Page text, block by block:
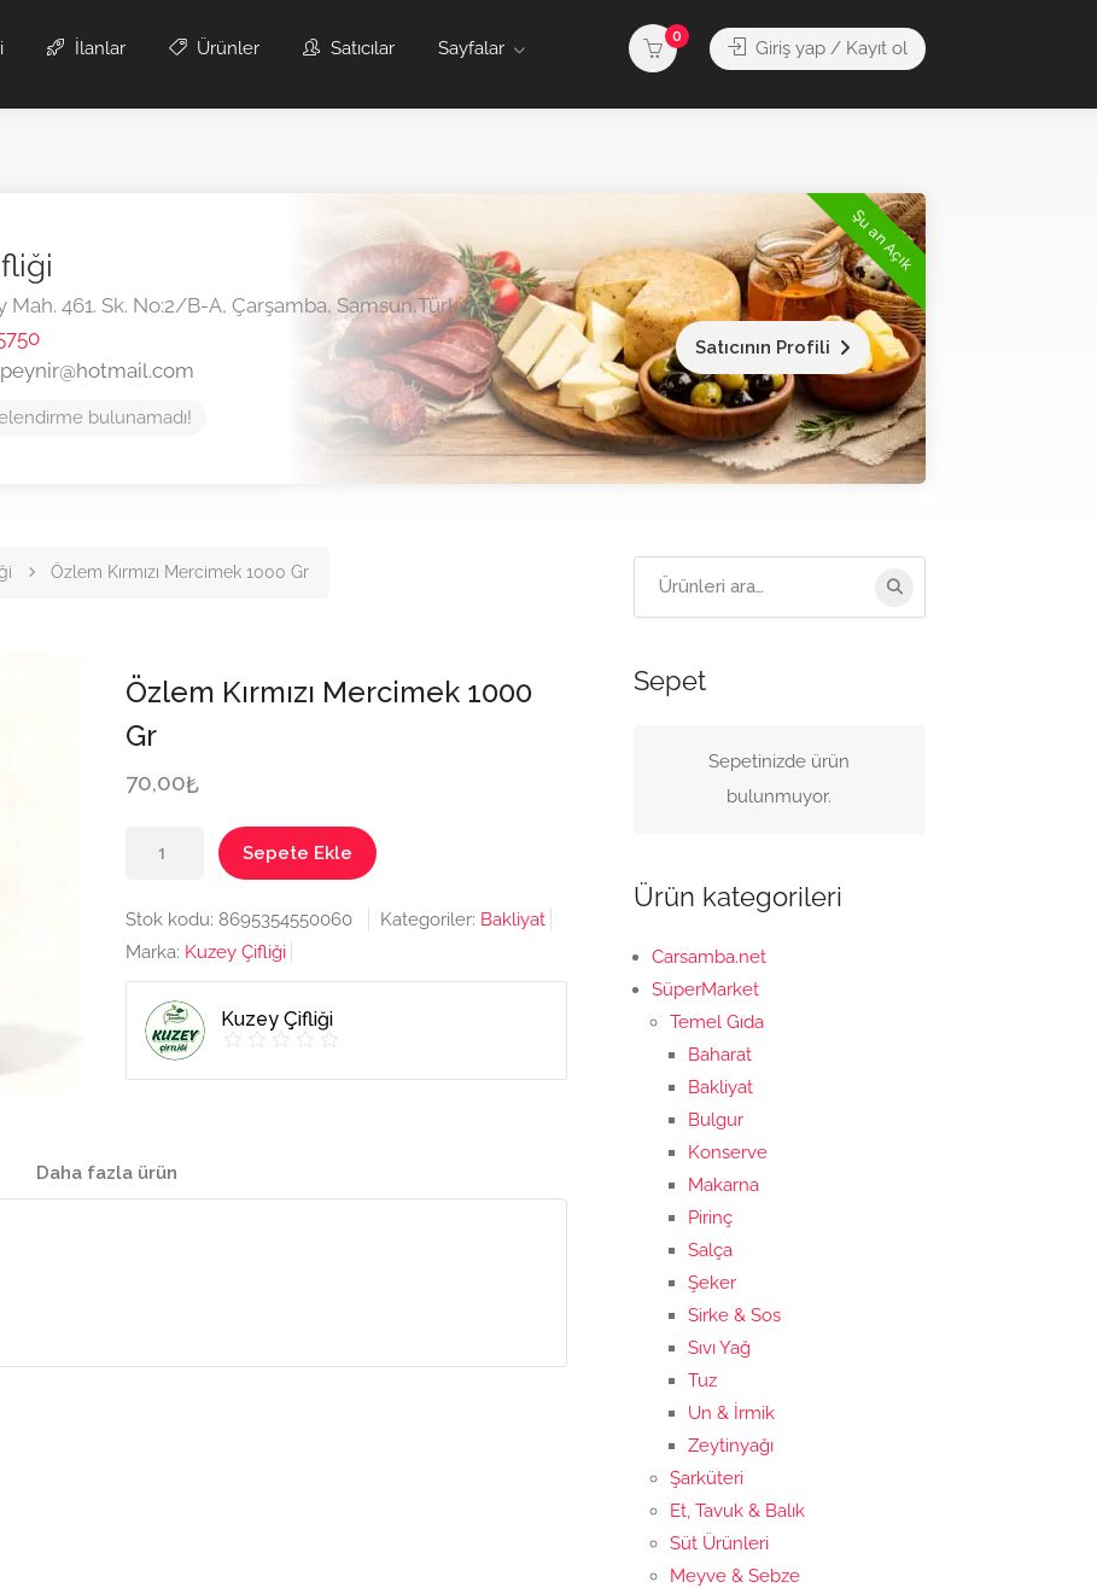
İlanlar Ürünler Satıcılar Sayfalar
0
Giriş yap / Kayıt ol
Şu an Açık
Mah. 461. Sk. No:2/B-A, Çarşamba, Samsun,Türkiye
bulunamadı!
Satıcının Profili
Özlem Kırmızı Mercimek 1000 Gr
Özlem Kırmızı Mercimek 1000
Gr
70,00₺
adet
Sepete Ekle
Stok kodu: 8695354550060 Kategoriler: Bakliyat
Marka: Kuzey Çifliği
Kuzey Çifliği
Daha fazla ürün
Arama:
Sepet
Sepetinizde ürün
bulunmuyor.
Ürün kategorileri
Carsamba.net
SüperMarket
Temel Gıda
Baharat
Bakliyat
Bulgur
Konserve
Makarna
Pirinç
Salça
Şeker
Sirke & Sos
Sıvı Yağ
Tuz
Un & İrmik
Zeytinyağı
Şarküteri
Et, Tavuk & Balık
Süt Ürünleri
Meyve & Sebze